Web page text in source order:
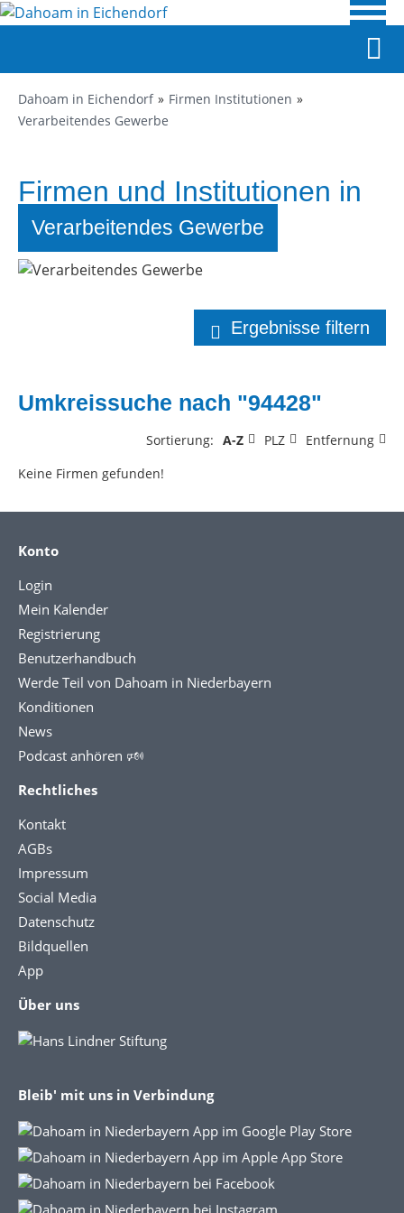
Dahoam in Eichendorf
Firmen Institutionen
Verarbeitendes Gewerbe
Firmen und Institutionen in
Eichendorf
Verarbeitendes Gewerbe
Ergebnisse filtern
Umkreissuche nach "94428"
Sortierung: A-Z PLZ
Entfernung
Keine Firmen gefunden!
Konto
Login
Mein Kalender
Registrierung
Benutzerhandbuch
Werde Teil von Dahoam in Niederbayern
Konditionen
News
Podcast anhören 🕬
Rechtliches
Kontakt
AGBs
Impressum
Social Media
Datenschutz
Bildquellen
App
Über uns
Bleib' mit uns in Verbindung